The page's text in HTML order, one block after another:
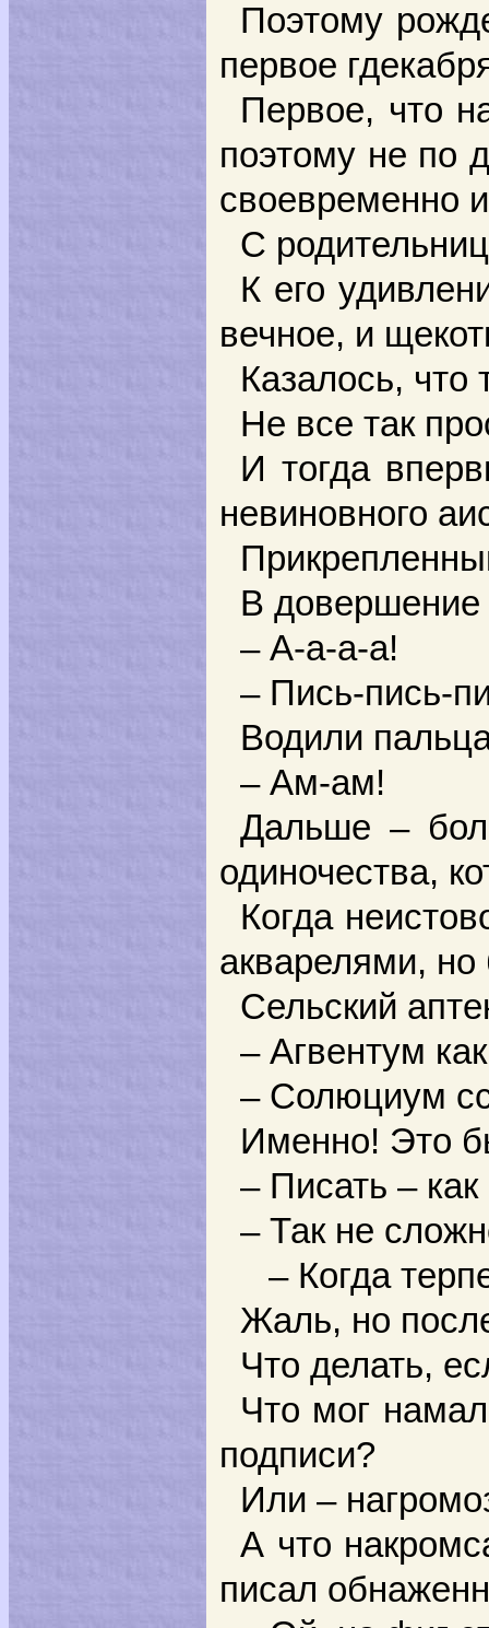
Поэтому
первое
Первое, что
поэтому не по
своевременно
С
К его
вечное, и
Казалось, что
Не все так
И тогда
невиновного
В довершение
– А-а-а-а!
– Пись-пись-
Водили
– Ам-ам!
Дальше –
одиночества,
Когда
акварелями, но
Сельский
– Агвентум
– Солюциум
Именно! Это
– Писать – как
– Так не
– Когда
Жаль, но
Что делать,
Что мог
подписи?
Или –
А что
писал